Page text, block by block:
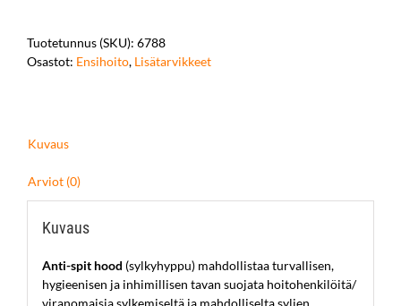
Tuotetunnus (SKU): 6788
Osastot: Ensihoito, Lisätarvikkeet
Kuvaus
Arviot (0)
Kuvaus
Anti-spit hood (sylkyhyppu) mahdollistaa turvallisen,
hygieenisen ja inhimillisen tavan suojatahoitohenkilöitä/
viranomaisia sylkemiseltä ja mahdolliselta syljen